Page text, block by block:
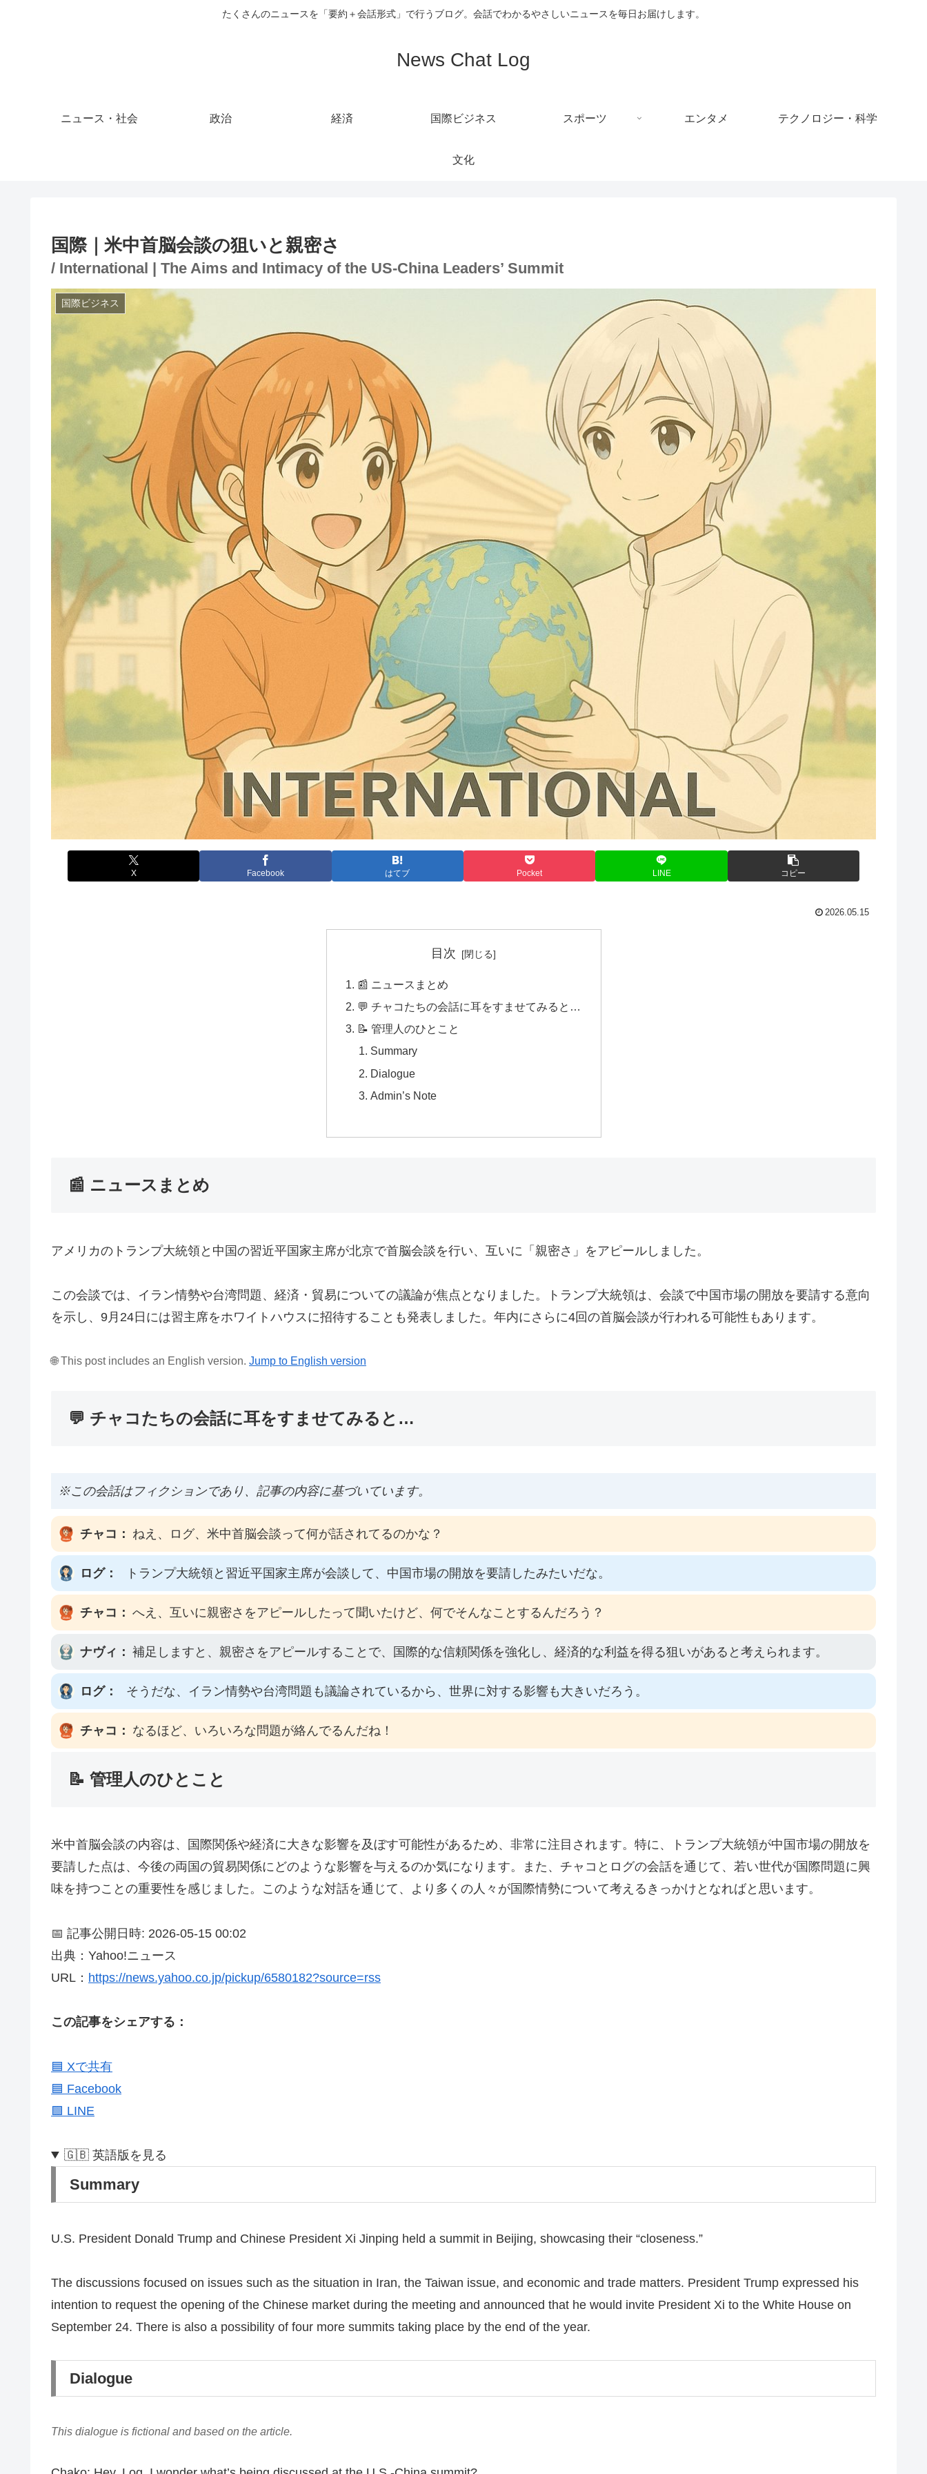
たくさんのニュースを「要約＋会話形式」で行うブログ。会話でわかるやさしいニュースを毎日お届けします。
News Chat Log
ニュース・社会 政治 経済 国際ビジネス スポーツ エンタメ テクノロジー・科学
文化
国際｜米中首脳会談の狙いと親密さ
/ International | The Aims and Intimacy of the US-China Leaders’ Summit
国際ビジネス
X Facebook はてブ Pocket LINE コピー
2026.05.15
目次
📰 ニュースまとめ
💬 チャコたちの会話に耳をすませてみると…
📝 管理人のひとこと
Summary
Dialogue
Admin’s Note
📰 ニュースまとめ
アメリカのトランプ大統領と中国の習近平国家主席が北京で首脳会談を行い、互いに「親密さ」をアピールしました。
この会談では、イラン情勢や台湾問題、経済・貿易についての議論が焦点となりました。トランプ大統領は、会談で中国市場の開放を要請する意向
を示し、9月24日には習主席をホワイトハウスに招待することも発表しました。年内にさらに4回の首脳会談が行われる可能性もあります。
🌐 This post includes an English version. Jump to English version
💬 チャコたちの会話に耳をすませてみると…
※この会話はフィクションであり、記事の内容に基づいています。
チャコ： ねえ、ログ、米中首脳会談って何が話されてるのかな？
ログ： トランプ大統領と習近平国家主席が会談して、中国市場の開放を要請したみたいだな。
チャコ： へえ、互いに親密さをアピールしたって聞いたけど、何でそんなことするんだろう？
ナヴィ： 補足しますと、親密さをアピールすることで、国際的な信頼関係を強化し、経済的な利益を得る狙いがあると考えられます。
ログ： そうだな、イラン情勢や台湾問題も議論されているから、世界に対する影響も大きいだろう。
チャコ： なるほど、いろいろな問題が絡んでるんだね！
📝 管理人のひとこと
米中首脳会談の内容は、国際関係や経済に大きな影響を及ぼす可能性があるため、非常に注目されます。特に、トランプ大統領が中国市場の開放を
要請した点は、今後の両国の貿易関係にどのような影響を与えるのか気になります。また、チャコとログの会話を通じて、若い世代が国際問題に興
味を持つことの重要性を感じました。このような対話を通じて、より多くの人々が国際情勢について考えるきっかけとなればと思います。
📅 記事公開日時: 2026-05-15 00:02
出典：Yahoo!ニュース
URL： https://news.yahoo.co.jp/pickup/6580182?source=rss
この記事をシェアする：
🟦 Xで共有
🟦 Facebook
🟩 LINE
🇬🇧 英語版を見る
Summary
U.S. President Donald Trump and Chinese President Xi Jinping held a summit in Beijing, showcasing their “closeness.”
The discussions focused on issues such as the situation in Iran, the Taiwan issue, and economic and trade matters. President Trump expressed his
intention to request the opening of the Chinese market during the meeting and announced that he would invite President Xi to the White House on
September 24. There is also a possibility of four more summits taking place by the end of the year.
Dialogue
This dialogue is fictional and based on the article.